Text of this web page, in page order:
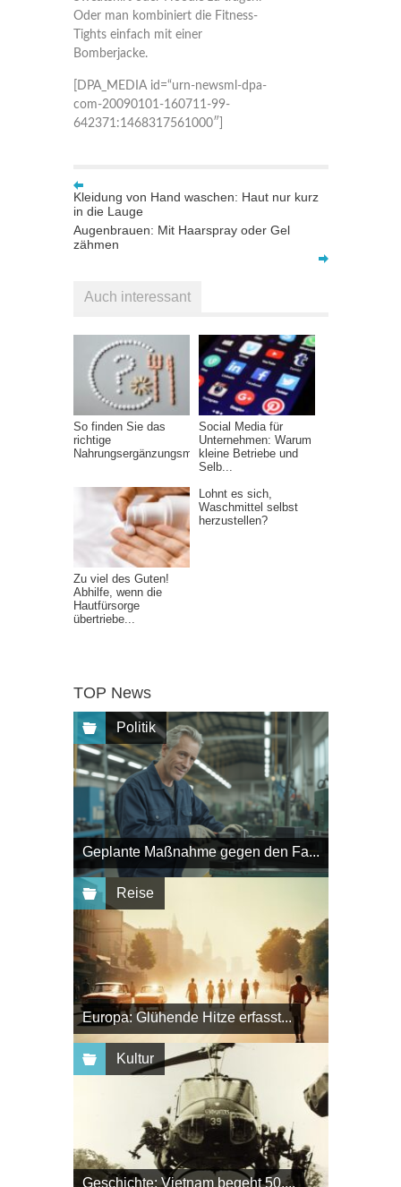
Oder man kombiniert die Fitness-
Tights einfach mit einer
Bomberjacke.
[DPA_MEDIA id=“urn-newsml-dpa-
com-20090101-160711-99-
642371:1468317561000″]
Kleidung von Hand waschen: Haut nur kurz
in die Lauge
Augenbrauen: Mit Haarspray oder Gel
zähmen
Auch interessant
So finden Sie das
richtige
Nahrungsergänzungsmittel
Social Media für
Unternehmen: Warum
kleine Betriebe und
Selb...
Zu viel des Guten!
Abhilfe, wenn die
Hautfürsorge
übertriebe...
Lohnt es sich,
Waschmittel selbst
herzustellen?
TOP News
Politik
Geplante Maßnahme gegen den Fa...
Reise
Europa: Glühende Hitze erfasst...
Kultur
Geschichte: Vietnam begeht 50....